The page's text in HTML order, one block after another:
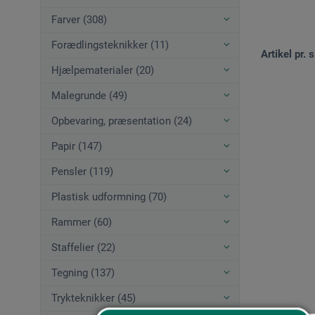
Farver (308)
Forædlingsteknikker (11)
Hjælpematerialer (20)
Malegrunde (49)
Opbevaring, præsentation (24)
Papir (147)
Pensler (119)
Plastisk udformning (70)
Rammer (60)
Staffelier (22)
Tegning (137)
Trykteknikker (45)
Artikel pr.